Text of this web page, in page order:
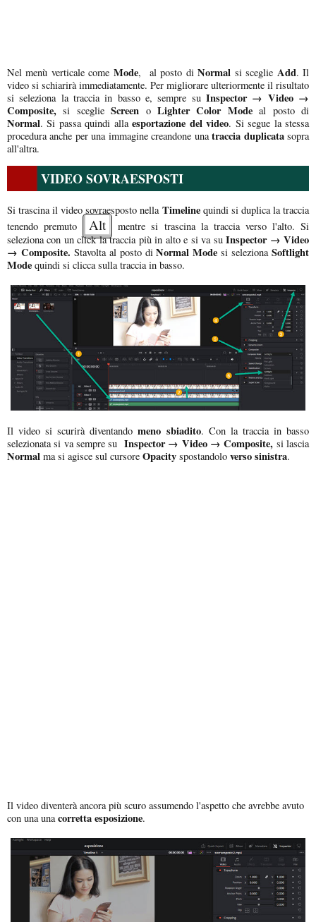
Nel menù verticale come Mode, al posto diNormal si sceglie Add. Il
video si schiarirà immediatamente. Per migliorare ulteriormente il risultato
si seleziona la traccia in basso e, sempre su Inspector → Video →
Composite, si sceglieScreen oLighter Color Modeal posto di
Normal. Si passa quindi allaesportazione del video. Si segue la stessa
procedura anche per una immagine creandone unatraccia duplicatasopra
all'altra.
VIDEO SOVRAESPOSTI
Si trascina il video sovraesposto nella Timelinequindi si duplica la traccia
tenendo premuto
Alt
mentre si trascina la traccia verso l'alto. Si
seleziona con un click la traccia più in alto e si va suInspector → Video
→ Composite. Stavolta al posto diNormal Mode si selezionaSoftlight
Mode quindi si clicca sulla traccia in basso.
Il video si scurirà diventandomeno sbiadito. Con la traccia in basso
selezionata si va sempre su Inspector → Video → Composite, si lascia
Normal ma si agisce sul cursore Opacity spostandolo verso sinistra.
Il video diventerà ancora più scuro assumendo l'aspetto che avrebbe avuto
con una una corretta esposizione.